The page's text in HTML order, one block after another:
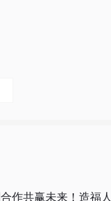
作共赢未来！造福